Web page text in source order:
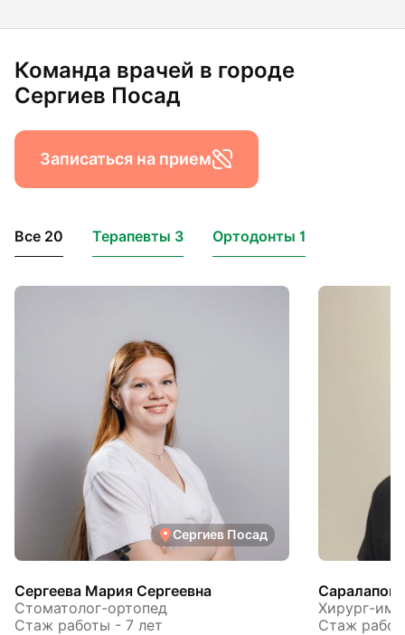
Команда врачей в городе
Сергиев Посад
Записаться на прием
Все 20 Терапевты 3 Ортодонты 1
Сергиев Посад
Сергеева Мария Сергеевна
Стоматолог-ортопед
Стаж работы - 7 лет
Саралапов
Хирург-
Стаж